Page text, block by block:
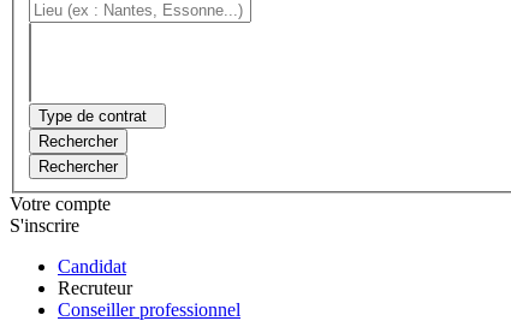
Type de contrat
Rechercher
Rechercher
Votre compte
S'inscrire
Candidat
Recruteur
Conseiller professionnel